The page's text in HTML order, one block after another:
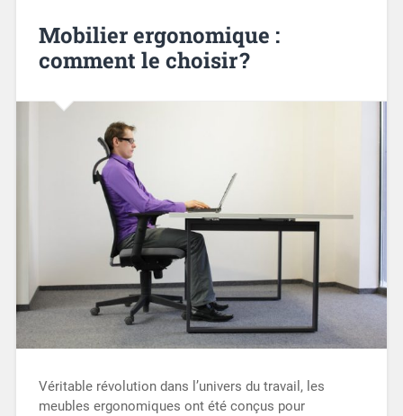
Mobilier ergonomique :
comment le choisir ?
Véritable révolution dans l’univers du travail, les
meubles ergonomiques ont été conçus pour